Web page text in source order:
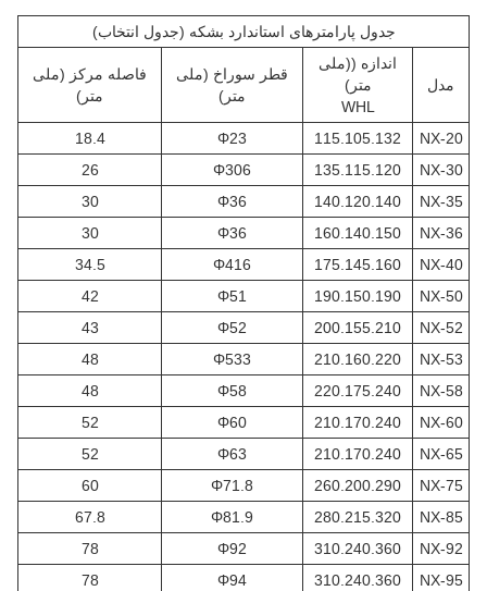
جدول پارامترهای استاندارد بشکه (جدول انتخاب)
مدل
اندازه ((ملی
متر)
WHL
قطر سوراخ (ملی
متر)
فاصله مرکز (ملی
متر)
NX-20
115.105.132
Φ23
18.4
NX-30
135.115.120
Φ306
26
NX-35
140.120.140
Φ36
30
NX-36
160.140.150
Φ36
30
NX-40
175.145.160
Φ416
34.5
NX-50
190.150.190
Φ51
42
NX-52
200.155.210
Φ52
43
NX-53
210.160.220
Φ533
48
NX-58
220.175.240
Φ58
48
NX-60
210.170.240
Φ60
52
NX-65
210.170.240
Φ63
52
NX-75
260.200.290
Φ71.8
60
NX-85
280.215.320
Φ81.9
67.8
NX-92
310.240.360
Φ92
78
NX-95
310.240.360
Φ94
78